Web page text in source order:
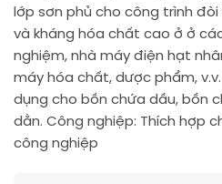
lớp sơn phủ cho công trình
và kháng hóa chất cao ở ở
nghiệm, nhà máy điện hạt
máy hóa chất, dược phẩm,
dụng cho bồn chứa dầu, bồn
dằn. Công nghiệp: Thích hợp
công nghiệp